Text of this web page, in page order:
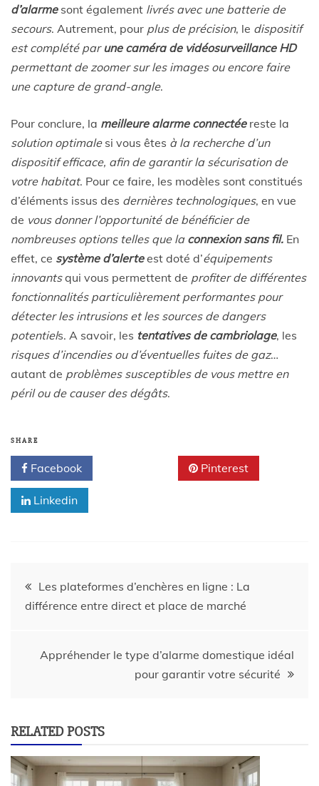
d’alarmesont également livrés avec une batterie de
secours. Autrement, pour plus de précision, le dispositif
est complété parune caméra de vidéosurveillance HD
permettant de zoomer sur les images ou encore faire
une capture de grand-angle.
Pour conclure, la meilleure alarme connectéereste la
solution optimalesi vous êtes à la recherche d’un
dispositif efficace, afin de garantir la sécurisation de
votre habitat. Pour ce faire, les modèles sont constitués
d’éléments issus des dernières technologiques, en vue
de vous donner l’opportunité de bénéficier de
nombreuses options telles que la connexion sans fil. En
effet, ce système d’alerteest doté d’équipements
innovantsqui vous permettent de profiter de différentes
fonctionnalités particulièrement performantes pour
détecter les intrusions et les sources de dangers
potentiels. A savoir, les tentatives de cambriolage, les
risques d’incendies ou d’éventuelles fuites de gaz…
autant de problèmes susceptibles de vous mettre en
péril ou de causer des dégâts.
SHARE
Facebook Pinterest
Linkedin
Les plateformes d’enchères en ligne : La
différence entre direct et place de marché
Appréhender le type d’alarme domestique idéal
pour garantir votre sécurité
RELATED POSTS